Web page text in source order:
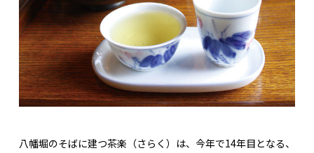
八幡堀のそばに建つ茶楽（さらく）は、今年で14年目となる、